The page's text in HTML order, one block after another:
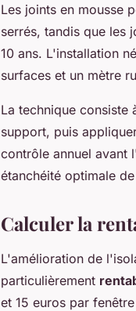
Les joints en mousse
serrés, tandis que les
10 ans. L'installation
surfaces et un mètre
La technique consiste
support, puis
contrôle annuel avant
étanchéité optimale
Calculer la
L'amélioration de
particulièrement
et 15 euros par